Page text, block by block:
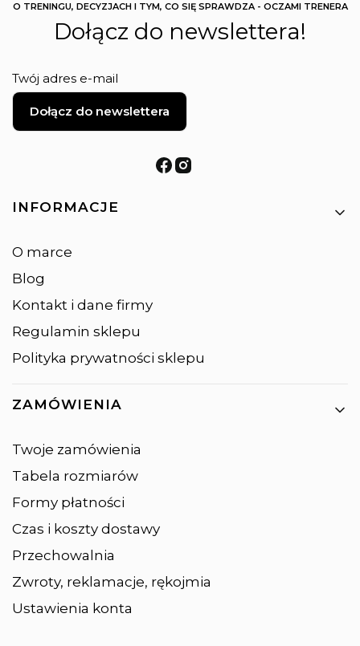
O TRENINGU, DECYZJACH I TYM, CO SIĘ SPRAWDZA - OCZAMI TRENERA
Dołącz do newslettera!
Twój adres e-mail
Dołącz do newslettera
Linki w stopce
INFORMACJE
O marce
Blog
Kontakt i dane firmy
Regulamin sklepu
Polityka prywatności sklepu
ZAMÓWIENIA
Twoje zamówienia
Tabela rozmiarów
Formy płatności
Czas i koszty dostawy
Przechowalnia
Zwroty, reklamacje, rękojmia
Ustawienia konta